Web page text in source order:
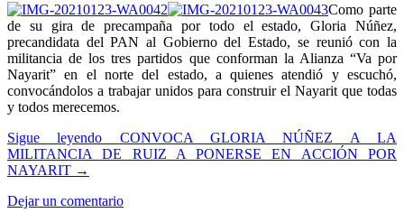
Como parte
de su gira de precampaña por todo el estado, Gloria Núñez,
precandidata del PAN al Gobierno del Estado, se reunió con la
militancia de los tres partidos que conforman la Alianza “Va por
Nayarit” en el norte del estado, a quienes atendió y escuchó,
convocándolos a trabajar unidos para construir el Nayarit que todas
y todos merecemos.
Sigue leyendo CONVOCA GLORIA NÚÑEZ A LA
MILITANCIA DE RUIZ A PONERSE EN ACCIÓN POR
NAYARIT →
Dejar un comentario